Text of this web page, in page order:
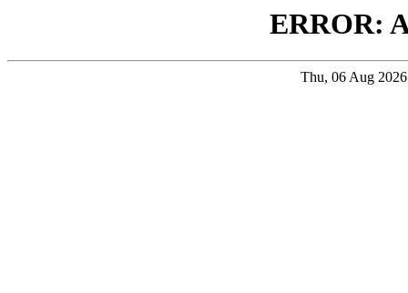
ERROR:
Thu, 06 Aug